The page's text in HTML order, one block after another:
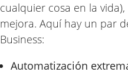
cualquier cosa en la
mejora. Aquí hay un par
Business:
Automatización